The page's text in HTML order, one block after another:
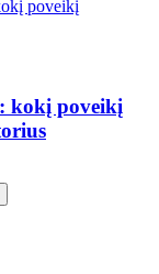
kokį poveikį